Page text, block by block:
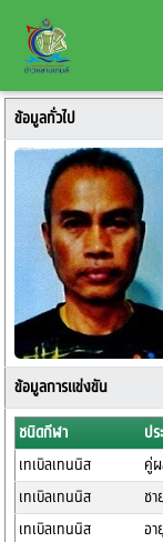
ข้อมูลทั่วไป
ข้อมูลการแข่งขัน
ชนิดกีฬา
ป
เทเบิลเทนนิส
คู่
เทเบิลเทนนิส
ช
เทเบิลเทนนิส
อ